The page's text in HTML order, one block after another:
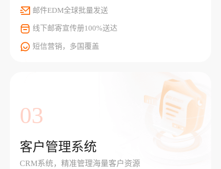
邮件EDM全球批量发送
线下邮寄宣传册100%送达
短信营销，多国覆盖
03
客户管理系统
CRM系统，精准管理海量客户资源